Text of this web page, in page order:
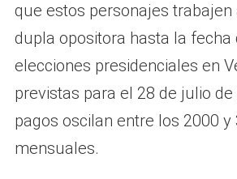
que estos personajes trabajen
dupla opositora hasta la fecha
elecciones presidenciales en
previstas para el 28 de julio de
pagos oscilan entre los 2000 y
mensuales.